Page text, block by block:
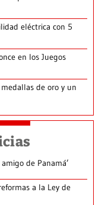
eléctrica con 5
en los Juegos
de oro y un
de Panamá’
a la Ley de